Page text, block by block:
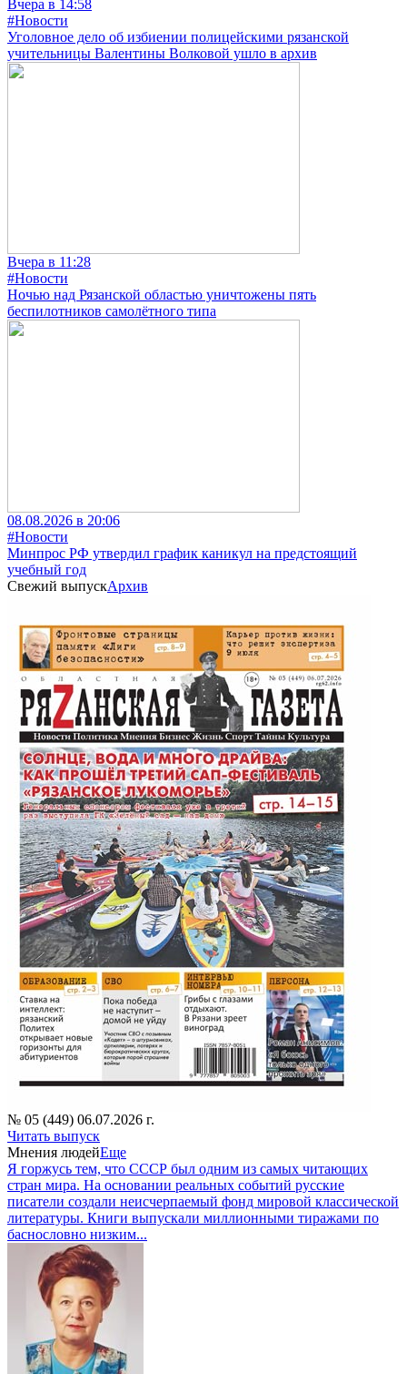
Вчера в 14:58
#Новости
Уголовное дело об избиении полицейскими рязанской
учительницы Валентины Волковой ушло в архив
Вчера в 11:28
#Новости
Ночью над Рязанской областью уничтожены пять
беспилотников самолётного типа
08.08.2026 в 20:06
#Новости
Минпрос РФ утвердил график каникул на предстоящий
учебный год
Свежий выпускАрхив
№ 05 (449) 06.07.2026 г.
Читать выпуск
Мнения людейЕще
Я горжусь тем, что СССР был одним из самых читающих
стран мира. На основании реальных событий русские
писатели создали неисчерпаемый фонд мировой классической
литературы. Книги выпускали миллионными тиражами по
баснословно низким...